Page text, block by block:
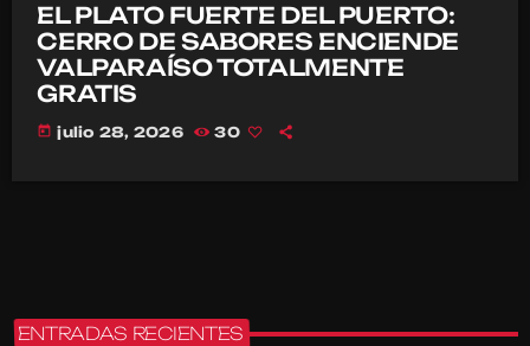
EL PLATO FUERTE DEL PUERTO:
CERRO DE SABORES ENCIENDE
VALPARAÍSO TOTALMENTE
GRATIS
today julio 28, 2026 30
ENTRADAS RECIENTES